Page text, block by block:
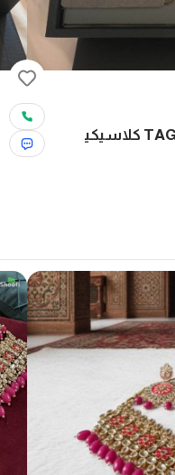
ساعة رجالية TAG Heuer Aquaracer كلاسيكي